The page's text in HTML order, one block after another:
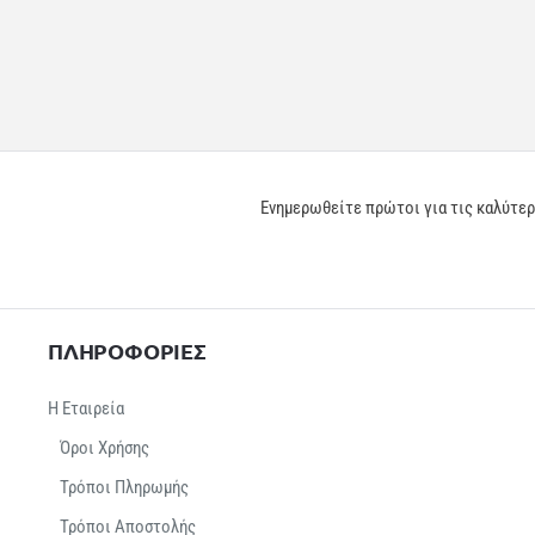
Ενημερωθείτε πρώτοι για τις
ΠΛΗΡΟΦΟΡΙΕΣ
Η Εταιρεία
Όροι Χρήσης
Τρόποι Πληρωμής
Τρόποι Αποστολής